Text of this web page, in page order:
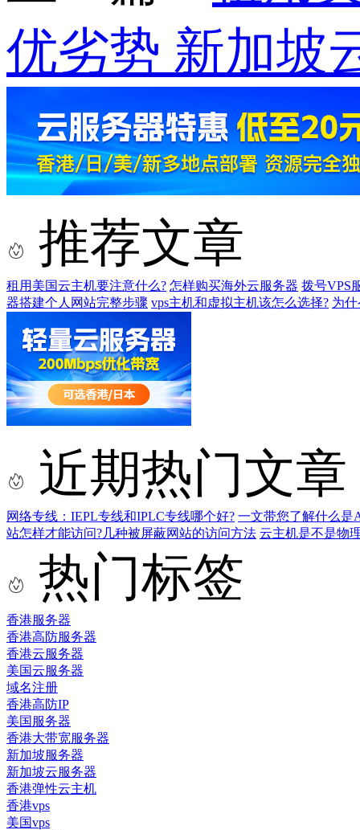
优劣势 新加坡
推荐文章
租用美国云主机要注意什么? 怎样购买海外云服务器 拨号VPS
器搭建个人网站完整步骤 vps主机和虚拟主机该怎么选择? 为
近期热门文章
网络专线：IEPL专线和IPLC专线哪个好? 一文带您了解什么是
站怎样才能访问?几种被屏蔽网站的访问方法 云主机是不是物
热门标签
香港服务器
香港高防服务器
香港云服务器
美国云服务器
域名注册
香港高防IP
美国服务器
香港大带宽服务器
新加坡服务器
新加坡云服务器
香港弹性云主机
香港vps
美国vps